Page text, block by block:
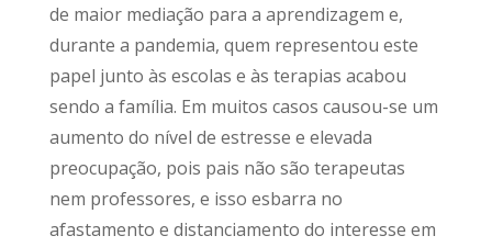
de maior mediação para a aprendizagem e,
durante a pandemia, quem representou este
papel junto às escolas e às terapias acabou
sendo a família. Em muitos casos causou-se um
aumento do nível de estresse e elevada
preocupação, pois pais não são terapeutas
nem professores, e isso esbarra no
afastamento e distanciamento do interesse em